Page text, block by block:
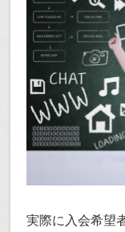
実際に入会希望